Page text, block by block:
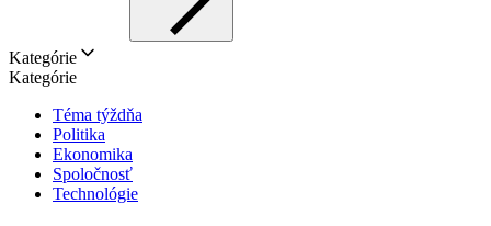
Kategórie
Kategórie
Téma týždňa
Politika
Ekonomika
Spoločnosť
Technológie